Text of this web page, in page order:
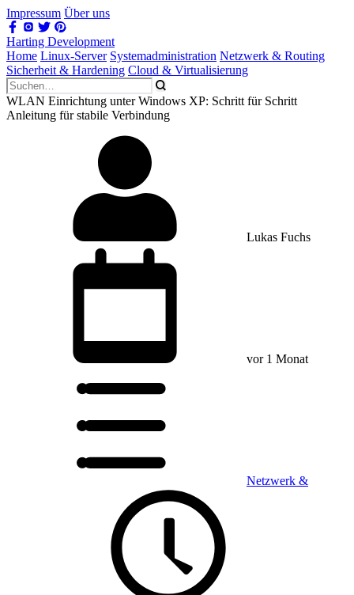
Impressum Über uns
Harting Development
Home Linux-Server Systemadministration Netzwerk & Routing
Sicherheit & Hardening Cloud & Virtualisierung
WLAN Einrichtung unter Windows XP: Schritt für Schritt
Anleitung für stabile Verbindung
Lukas Fuchs
vor 1 Monat
Netzwerk &